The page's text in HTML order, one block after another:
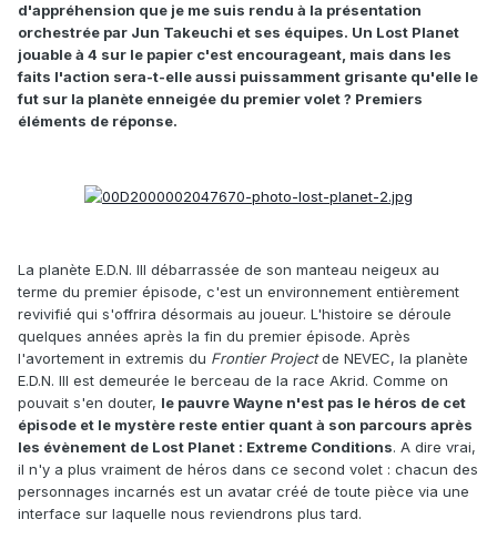
d'appréhension que je me suis rendu à la présentation
orchestrée par Jun Takeuchi et ses équipes. Un Lost Planet
jouable à 4 sur le papier c'est encourageant, mais dans les
faits l'action sera-t-elle aussi puissamment grisante qu'elle le
fut sur la planète enneigée du premier volet ? Premiers
éléments de réponse.
La planète E.D.N. III débarrassée de son manteau neigeux au
terme du premier épisode, c'est un environnement entièrement
revivifié qui s'offrira désormais au joueur. L'histoire se déroule
quelques années après la fin du premier épisode. Après
l'avortement in extremis du Frontier Projectde NEVEC, la planète
E.D.N. III est demeurée le berceau de la race Akrid. Comme on
pouvait s'en douter, le pauvre Wayne n'est pas le héros de cet
épisode et le mystère reste entier quant à son parcours après
les évènement de Lost Planet : Extreme Conditions. A dire vrai,
il n'y a plus vraiment de héros dans ce second volet : chacun des
personnages incarnés est un avatar créé de toute pièce via une
interface sur laquelle nous reviendrons plus tard.